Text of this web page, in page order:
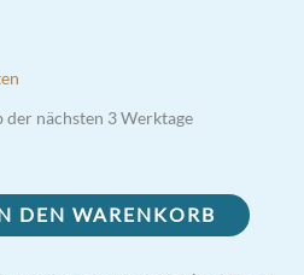
nächsten 3 Werktage
DEN WARENKORB